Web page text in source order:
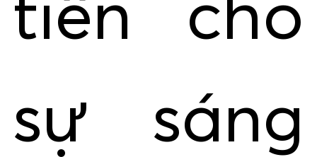
tiến cho
sự sáng